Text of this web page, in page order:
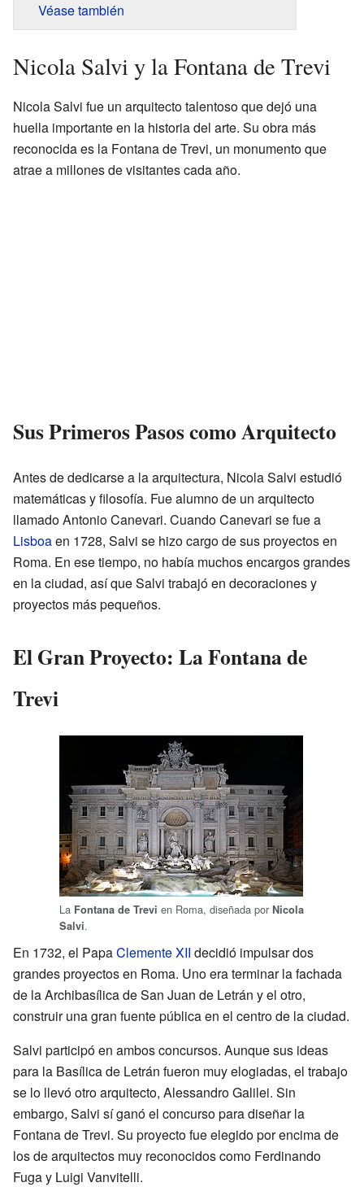
Véase también
Nicola Salvi y la Fontana de Trevi
Nicola Salvi fue un arquitecto talentoso que dejó una
huella importante en la historia del arte. Su obra más
reconocida es la Fontana de Trevi, un monumento que
atrae a millones de visitantes cada año.
Sus Primeros Pasos como Arquitecto
Antes de dedicarse a la arquitectura, Nicola Salvi estudió
matemáticas y filosofía. Fue alumno de un arquitecto
llamado Antonio Canevari. Cuando Canevari se fue a
Lisboaen 1728, Salvi se hizo cargo de sus proyectos en
Roma. En ese tiempo, no había muchos encargos grandes
en la ciudad, así que Salvi trabajó en decoraciones y
proyectos más pequeños.
El Gran Proyecto: La Fontana de
Trevi
La Fontana de Trevi en Roma, diseñada por Nicola
Salvi.
En 1732, el PapaClemente XII decidió impulsar dos
grandes proyectos en Roma. Uno era terminar la fachada
de la Archibasílica de San Juan de Letrán y el otro,
construir una gran fuente pública en el centro de la ciudad.
Salvi participó en ambos concursos. Aunque sus ideas
para la Basílica de Letrán fueron muy elogiadas, el trabajo
se lo llevó otro arquitecto, Alessandro Galilei. Sin
embargo, Salvi sí ganó el concurso para diseñar la
Fontana de Trevi. Su proyecto fue elegido por encima de
los de arquitectos muy reconocidos como Ferdinando
Fuga y Luigi Vanvitelli.